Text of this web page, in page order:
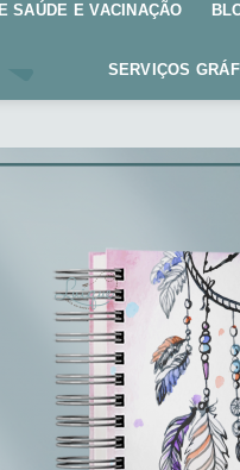
SAÚDE E VACINAÇÃO
SERVIÇOS